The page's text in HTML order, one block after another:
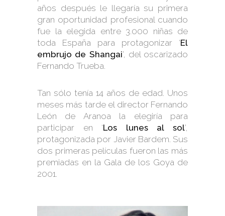
años después le llegaría su primera
gran oportunidad profesional cuando
fue la elegida entre 3.000 niñas de
toda España para protagonizar ‘El
embrujo de Shangai’, del oscarizado
Fernando Trueba.
Tan sólo tenía 14 años de edad. Unos
meses más tarde el director Fernando
León de Aranoa la elegiría para
participar en ‘Los lunes al sol’,
protagonizada por Javier Bardem. Sus
dos primeras películas fueron las más
premiadas en la Gala de los Goya de
2001.